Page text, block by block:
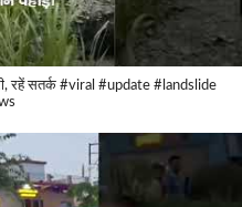
रहें सतर्क #viral #update #landslide